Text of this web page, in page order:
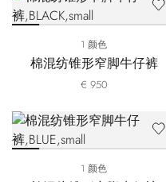
1 颜色
棉混纺锥形窄脚牛仔裤
€ 950
1 颜色